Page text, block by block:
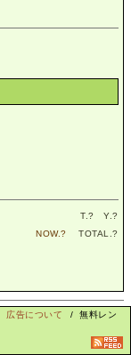
T.? Y.?
NOW.? TOTAL.?
広告について
/ 無料レン